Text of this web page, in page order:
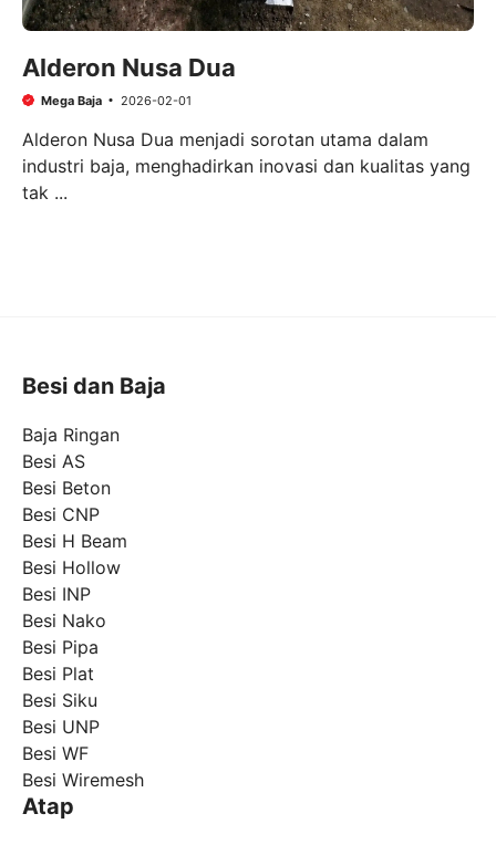
Alderon Nusa Dua
Mega Baja 2026-02-01
Alderon Nusa Dua menjadi sorotan utama dalam
industri baja, menghadirkan inovasi dan kualitas yang
tak ...
Besi dan Baja
Baja Ringan
Besi AS
Besi Beton
Besi CNP
Besi H Beam
Besi Hollow
Besi INP
Besi Nako
Besi Pipa
Besi Plat
Besi Siku
Besi UNP
Besi WF
Besi Wiremesh
Atap